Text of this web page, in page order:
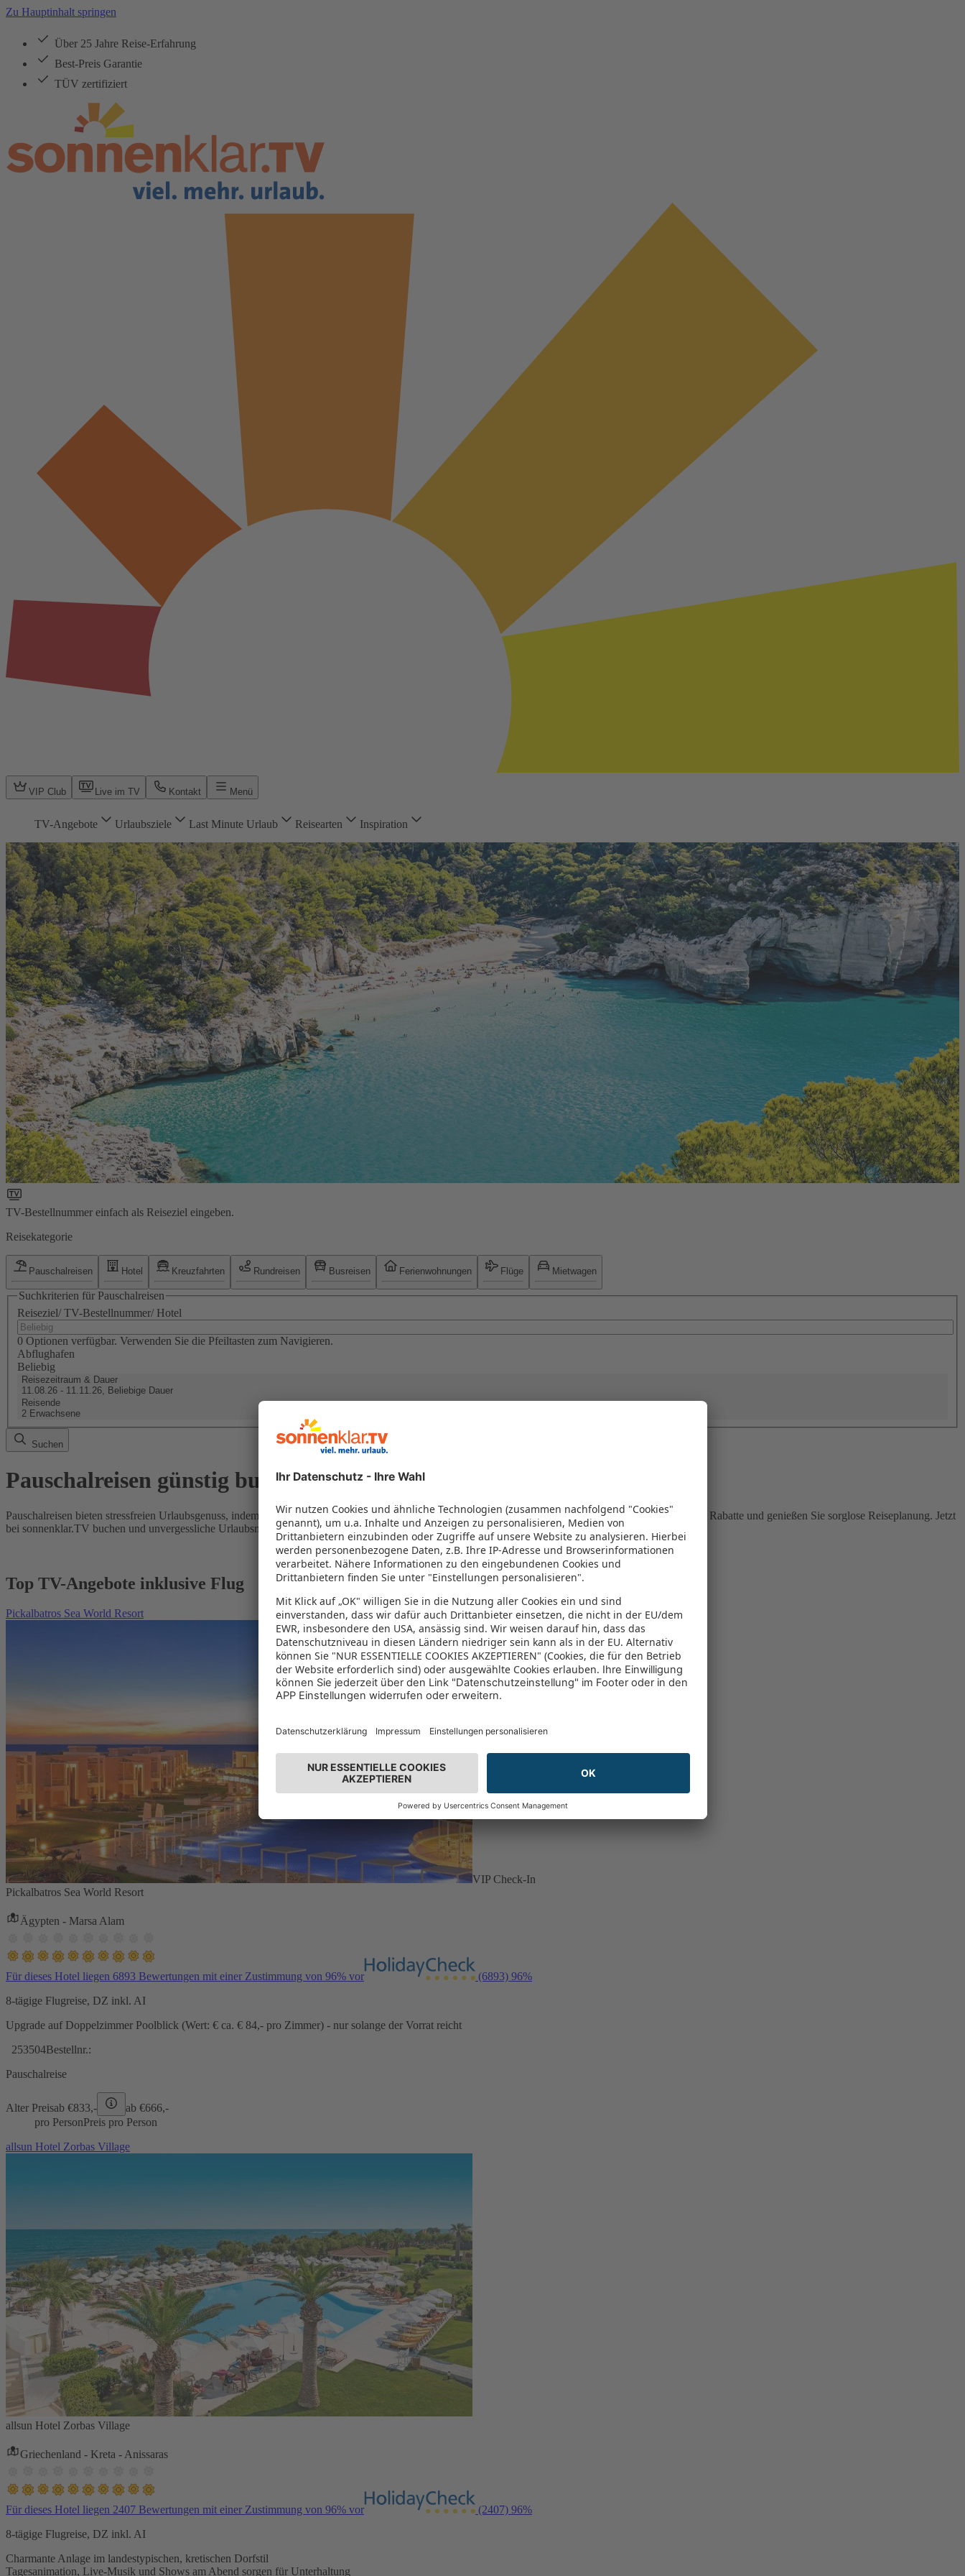
Zu Hauptinhalt springen
Über 25 Jahre Reise-Erfahrung
Best-Preis Garantie
TÜV zertifiziert
VIP Club Live im TV Kontakt Menü
TV-Angebote Urlaubsziele Last Minute Urlaub Reisearten Inspiration
TV-Bestellnummer einfach als Reiseziel eingeben.
Reisekategorie
Pauschalreisen Hotel Kreuzfahrten Rundreisen Busreisen Ferienwohnungen Flüge Mietwagen
Suchkriterien für Pauschalreisen
Reiseziel/ TV-Bestellnummer/ Hotel
0 Optionen verfügbar. Verwenden Sie die Pfeiltasten zum Navigieren.
Abflughafen
Beliebig
Reisezeitraum & Dauer
11.08.26 - 11.11.26, Beliebige Dauer
Reisende
2 Erwachsene
Suchen
Pauschalreisen günstig buchen
Pauschalreisen bieten stressfreien Urlaubsgenuss, indem Flug und Hotel in einem Paket kombiniert werden – das spart Zeit und Geld. Nutzen Sie attraktive Rabatte und genießen Sie sorglose Reiseplanung. Jetzt
bei sonnenklar.TV buchen und unvergessliche Urlaubsmomente erleben!
Top TV-Angebote inklusive Flug
Pickalbatros Sea World Resort
VIP Check-In
Pickalbatros Sea World Resort
Ägypten - Marsa Alam
Für dieses Hotel liegen 6893 Bewertungen mit einer Zustimmung von 96% vor (6893) 96%
8-tägige Flugreise, DZ inkl. AI
Upgrade auf Doppelzimmer Poolblick (Wert: € ca. € 84,- pro Zimmer) - nur solange der Vorrat reicht
253504Bestellnr.:
Pauschalreise
Alter Preisab €833,- ab €666,-
pro PersonPreis pro Person
allsun Hotel Zorbas Village
allsun Hotel Zorbas Village
Griechenland - Kreta - Anissaras
Für dieses Hotel liegen 2407 Bewertungen mit einer Zustimmung von 96% vor (2407) 96%
8-tägige Flugreise, DZ inkl. AI
Charmante Anlage im landestypischen, kretischen Dorfstil
Tagesanimation, Live-Musik und Shows am Abend sorgen für Unterhaltung